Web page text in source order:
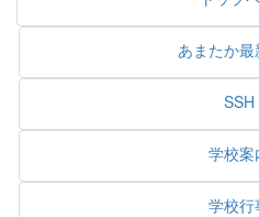
あまたか最
SSH
学校案
学校行